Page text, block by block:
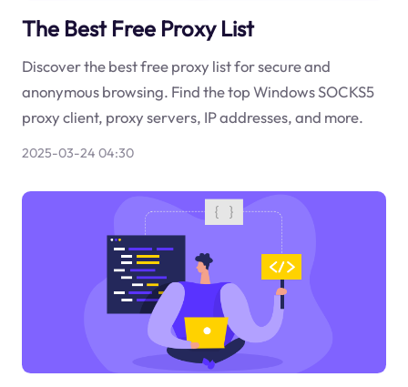
The Best Free Proxy List
Discover the best free proxy list for secure and
anonymous browsing. Find the top Windows SOCKS5
proxy client, proxy servers, IP addresses, and more.
2025-03-24 04:30